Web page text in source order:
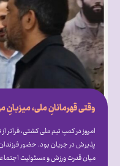
امروز در کمپ تیم ملی کشتی، فراتر
پذیرش در جریان بود. حضور